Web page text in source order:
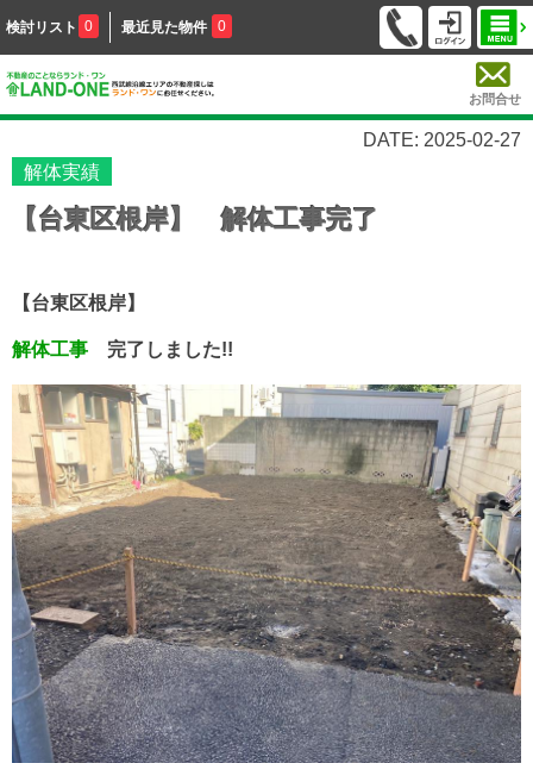
検討リスト 0 最近見た物件 0
お問合せ
DATE: 2025-02-27
解体実績
【台東区根岸】 解体工事完了
【台東区根岸】
解体工事 完了しました!!